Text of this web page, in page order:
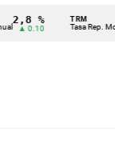
%
0.10 Tasa Rep. Moneda